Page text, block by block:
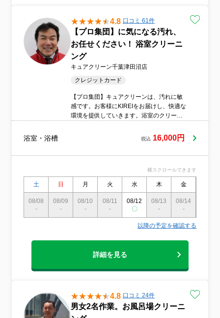
4.8 口コミ 61件
【プロ集団】に気になる汚れ、
お任せください！ 浴室クリーニ
ング
キュアクリーン千葉津田沼店
クレジットカード
【プロ集団】キュアクリーンは、汚れに敏
感です。お客様にKIREIをお届けし、快適な
環境を提供していきます。浴室のクリーニ
頂きます。厳しい研修に合格したお掃除を
専門職としたプロしか在籍しておりませ
浴室・浴槽 税込 16,000円
横スクロールできます
土 日 月 火 水 木 金
08/08
-
08/09
-
08/10
-
08/11
-
08/12
〇
08/13
-
08/14
-
以降の予定を確認する
詳細を見る
4.8 口コミ 24件
男女2名作業。お風呂場クリーニ